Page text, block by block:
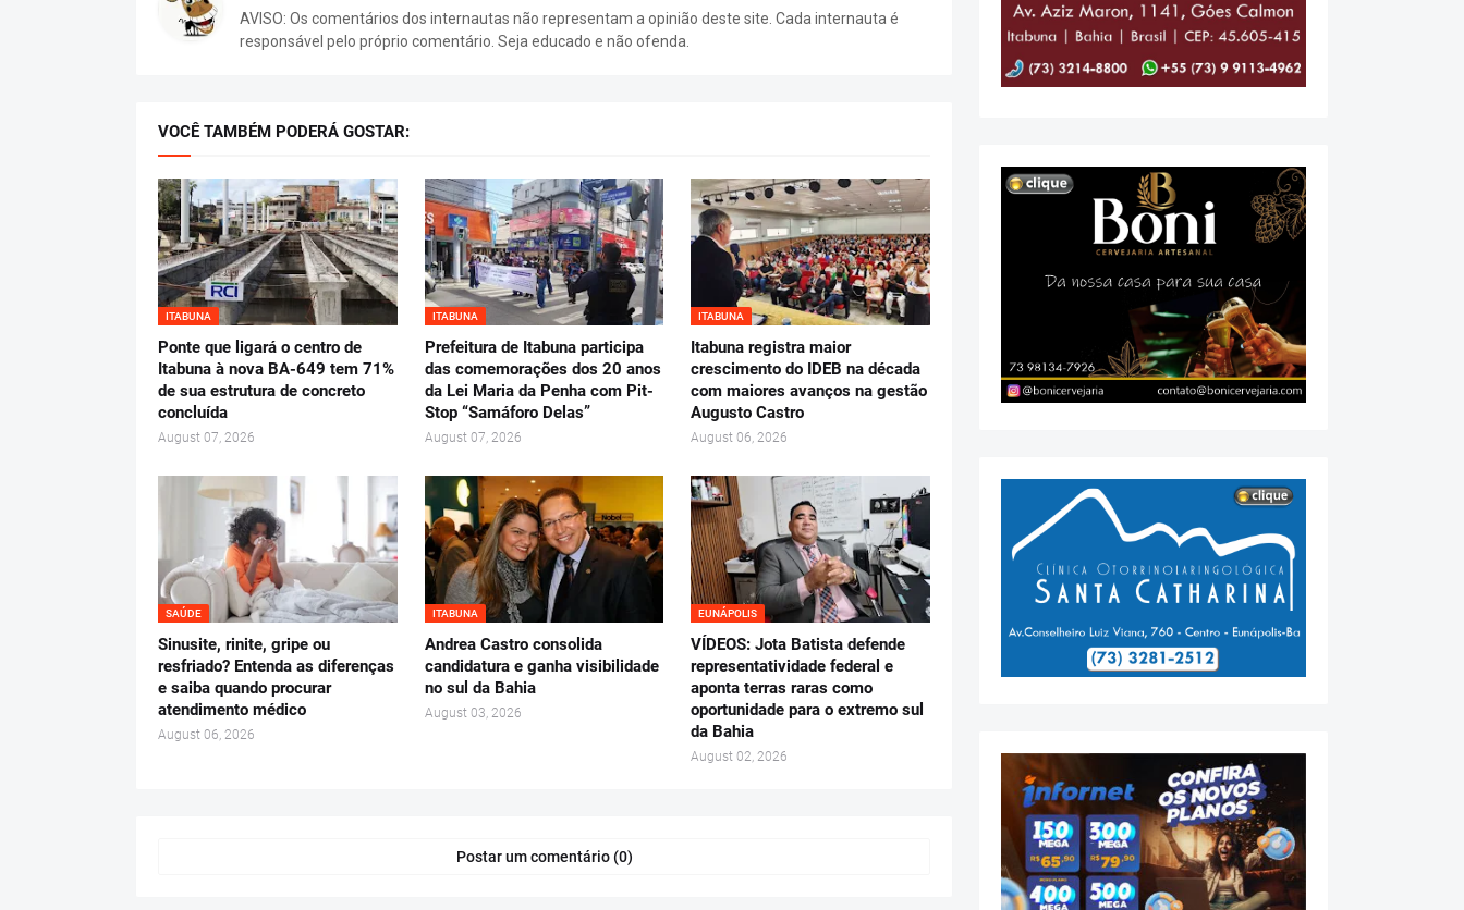
AVISO: Os comentários dos internautas não representam a opinião deste site. Cada internauta é
responsável pelo próprio comentário. Seja educado e não ofenda.
VOCÊ TAMBÉM PODERÁ GOSTAR:
ITABUNA
Ponte que ligará o centro de
Itabuna à nova BA-649 tem 71%
de sua estrutura de concreto
concluída
August 07, 2026
ITABUNA
Prefeitura de Itabuna participa
das comemorações dos 20 anos
da Lei Maria da Penha com Pit-
Stop “Samáforo Delas”
August 07, 2026
ITABUNA
Itabuna registra maior
crescimento do IDEB na década
com maiores avanços na gestão
Augusto Castro
August 06, 2026
SAÚDE
Sinusite, rinite, gripe ou
resfriado? Entenda as diferenças
e saiba quando procurar
atendimento médico
August 06, 2026
ITABUNA
Andrea Castro consolida
candidatura e ganha visibilidade
no sul da Bahia
August 03, 2026
EUNÁPOLIS
VÍDEOS: Jota Batista defende
representatividade federal e
aponta terras raras como
oportunidade para o extremo sul
da Bahia
August 02, 2026
Postar um comentário (0)